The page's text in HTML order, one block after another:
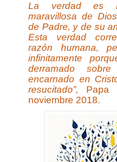
La verdad es
maravillosa de
de Padre, y de su
Esta verdad
razón humana,
infinitamente
derramado
encarnado en
resucitado”, Papa
noviembre 2018.